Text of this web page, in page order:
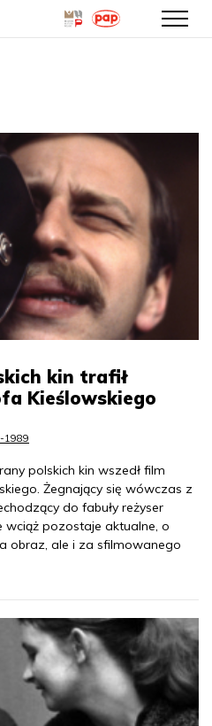
kin trafił
Kieślowskiego
1989
polskich kin wszedł film
Żegnający się wówczas z
do fabuły reżyser
wciąż pozostaje aktualne, o
obraz, ale i za sfilmowanego